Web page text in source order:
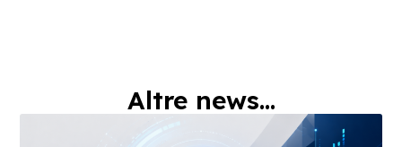
Altre news...